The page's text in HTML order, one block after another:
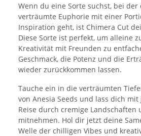
Wenn du eine Sorte suchst, bei der
verträumte Euphorie mit einer
Inspiration geht, ist Chimera Cut
Diese Sorte ist perfekt, um alleine
Kreativität mit Freunden zu
Geschmack, die Potenz und die
wieder zurückkommen lassen.
Tauche ein in die verträumten
von Anesia Seeds und lass dich
Reise durch cremige Landschaften
mitnehmen. Hol dir jetzt deine
Welle der chilligen Vibes und